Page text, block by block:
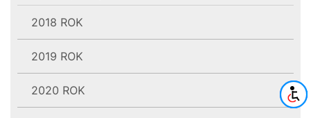
2018 ROK
2019 ROK
2020 ROK